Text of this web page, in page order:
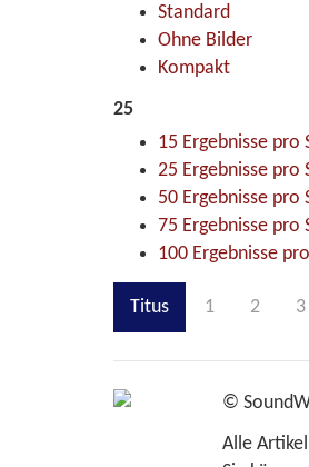
Standard
Ohne Bilder
Kompakt
25
15 Ergebnisse pro
25 Ergebnisse pro
50 Ergebnisse pro
75 Ergebnisse pro
100 Ergebnisse
Titus 1 2 3
©
Alle